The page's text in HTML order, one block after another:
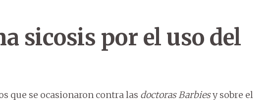
sicosis por el uso del
que se ocasionaron contra las doctoras Barbiesy sobre el